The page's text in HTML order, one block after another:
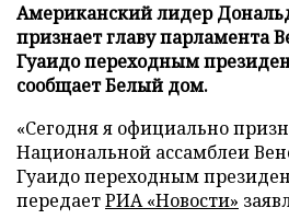
Американский лидер
признает главу парламента
Гуаидо переходным
сообщает Белый дом.
«Сегодня я официально
Национальной ассамблеи
Гуаидо переходным
передаетРИА «Новости»